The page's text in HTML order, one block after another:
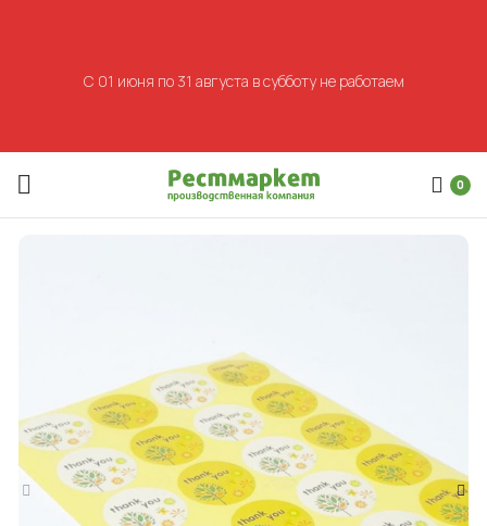
0
С 01 июня по 31 августа в субботу не работаем